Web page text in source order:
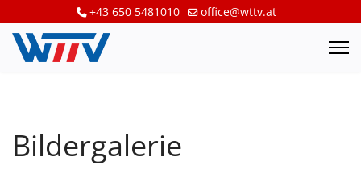
+43 650 5481010 office@wttv.at
Bildergalerie